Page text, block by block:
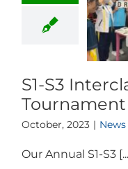
S1-S3
Tournament
October, 2023 | News
Our Annual S1-S3